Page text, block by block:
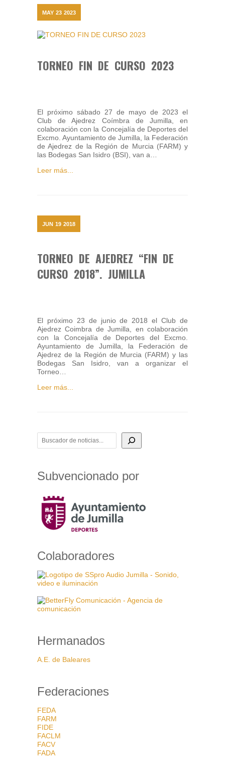
MAY 23 2023
TORNEO FIN DE CURSO 2023
El próximo sábado 27 de mayo de 2023 el
Club de Ajedrez Coímbra de Jumilla, en
colaboración con la Concejalía de Deportes del
Excmo. Ayuntamiento de Jumilla, la Federación
de Ajedrez de la Región de Murcia (FARM) y
las Bodegas San Isidro (BSI), van a…
Leer más...
JUN 19 2018
TORNEO DE AJEDREZ “FIN DE
CURSO 2018”. JUMILLA
El próximo 23 de junio de 2018 el Club de
Ajedrez Coimbra de Jumilla, en colaboración
con la Concejalía de Deportes del Excmo.
Ayuntamiento de Jumilla, la Federación de
Ajedrez de la Región de Murcia (FARM) y las
Bodegas San Isidro, van a organizar el
Torneo…
Leer más...
BUSCADOR DE NOTICIAS
Subvencionado por
Colaboradores
Hermanados
A.E. de Baleares
Federaciones
FEDA
FARM
FIDE
FACLM
FACV
FADA